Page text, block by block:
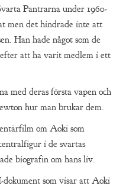
Pantrarna under 1960-
men det hindrade inte att
Han hade något som de
att ha varit medlem i ett
med deras första vapen och
hur man brukar dem.
om Aoki som
i de svartas
biografin om hans liv.
dokument som visar att Aoki